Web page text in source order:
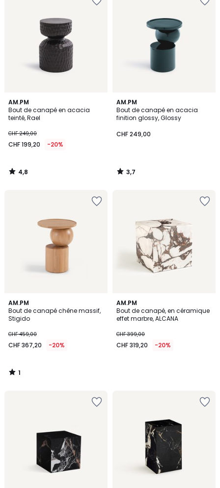
AM.PM
Bout de canapé en acacia
teinté, Rael
CHF 249,00
CHF 199,20 -20%
4,8
/ 5
4,8
/
AM.PM
Bout de canapé en acacia
finition glossy, Glossy
CHF 249,00
3,7
/ 5
3,7
/
AM.PM
Bout de canapé chêne massif,
Stigido
CHF 459,00
CHF 367,20 -20%
1
/
5
1
/
AM.PM
Bout de canapé, en céramique
effet marbre, ALCANA
CHF 399,00
CHF 319,20 -20%